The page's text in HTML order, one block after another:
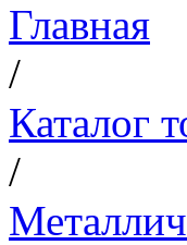
Главная
/
Каталог
/